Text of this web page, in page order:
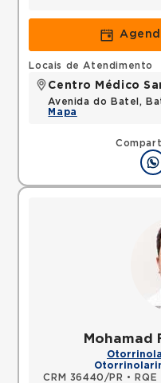
Locais de Atendimento
Centro Médico
Avenida do Batel,
Mapa
Mohamad
CRM 36440/PR •